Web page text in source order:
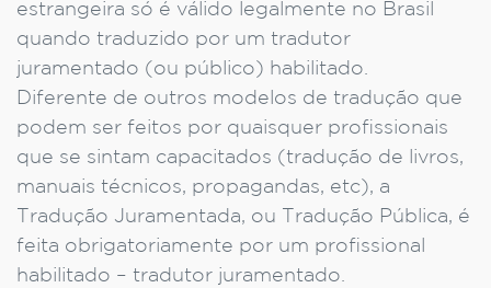
estrangeira só é válido legalmente no Brasil
quando traduzido por um tradutor
juramentado (ou público) habilitado.
Diferente de outros modelos de tradução que
podem ser feitos por quaisquer profissionais
que se sintam capacitados (tradução de livros,
manuais técnicos, propagandas, etc), a
Tradução Juramentada, ou Tradução Pública, é
feita obrigatoriamente por um profissional
habilitado – tradutor juramentado.